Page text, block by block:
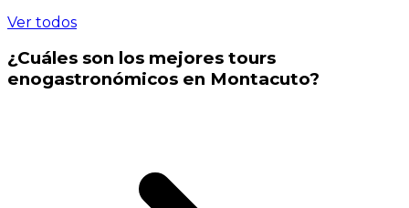
Ver todos
¿Cuáles son los mejores tours
enogastronómicos en Montacuto?